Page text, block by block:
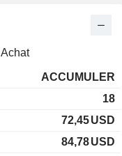
Achat
ACCUMULER
18
72,45USD
84,78USD